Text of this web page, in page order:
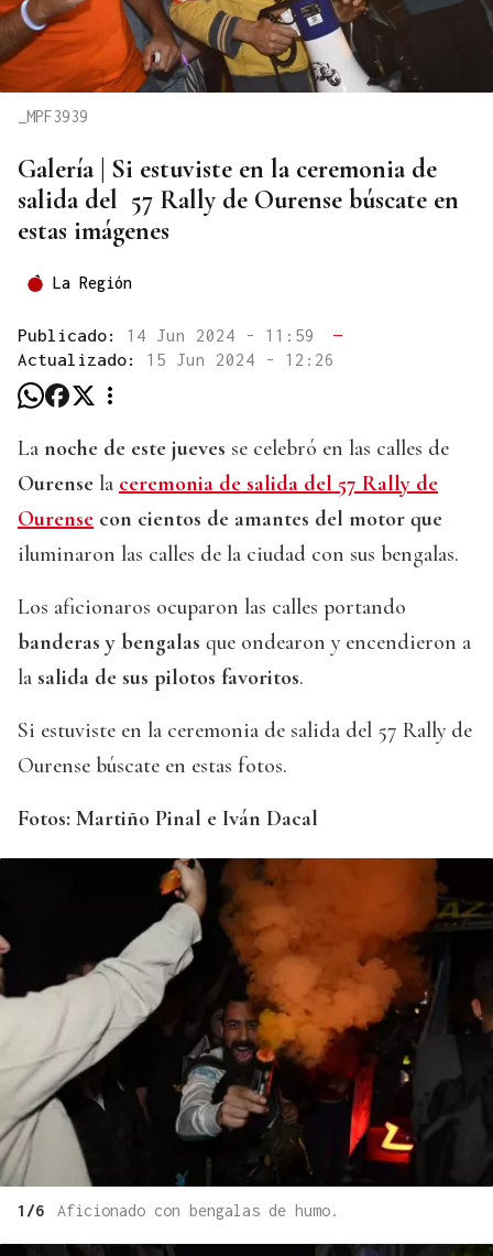
_MPF3939
Galería | Si estuviste en la ceremonia de
salida del 57 Rally de Ourense búscate en
estas imágenes
La Región
Publicado: 14 Jun 2024 - 11:59
—
Actualizado: 15 Jun 2024 - 12:26
La noche de este jueves se celebró en las calles de
Ourense la ceremonia de salida del 57 Rally de
Ourense con cientos de amantes del motor que
iluminaron las calles de la ciudad con sus bengalas.
Los aficionaros ocuparon las calles portando
banderas y bengalas que ondearon y encendieron a
la salida de sus pilotos favoritos.
Si estuviste en la ceremonia de salida del 57 Rally de
Ourense búscate en estas fotos.
Fotos: Martiño Pinal e Iván Dacal
1/6 Aficionado con bengalas de humo.